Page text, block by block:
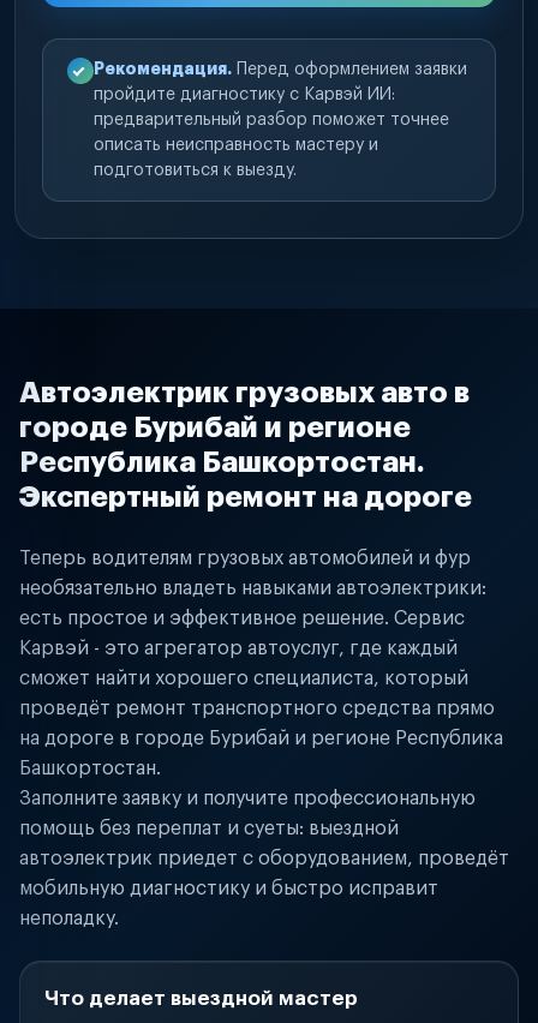
Рекомендация. Перед оформлением заявки
пройдите диагностику с Карвэй ИИ:
предварительный разбор поможет точнее
описать неисправность мастеру и
подготовиться к выезду.
Автоэлектрик грузовых авто в
городе Бурибай и регионе
Республика Башкортостан.
Экспертный ремонт на дороге
Теперь водителям грузовых автомобилей и фур
необязательно владеть навыками автоэлектрики:
есть простое и эффективное решение. Сервис
Карвэй - это агрегатор автоуслуг, где каждый
сможет найти хорошего специалиста, который
проведёт ремонт транспортного средства прямо
на дороге в городе Бурибай и регионе Республика
Башкортостан.
Заполните заявку и получите профессиональную
помощь без переплат и суеты: выездной
автоэлектрик приедет с оборудованием, проведёт
мобильную диагностику и быстро исправит
неполадку.
Что делает выездной мастер